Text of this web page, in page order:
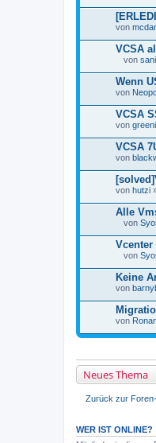
von
VCSA
a
t
e
i
a
n
a
n
g
von
Wenn
von
VCSA
von
VCSA
von
von hutzi
Alle
a
t
e
i
a
n
a
n
g
von
a
t
e
i
a
n
a
g
von
Keine
von
von
Neues Thema
Zurück zur
WER IST ONLINE?